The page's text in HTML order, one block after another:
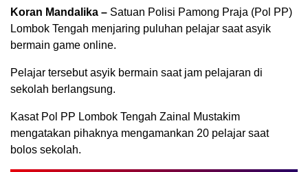
Koran Mandalika – Satuan Polisi Pamong Praja (Pol PP)
Lombok Tengah menjaring puluhan pelajar saat asyik
bermain game online.
Pelajar tersebut asyik bermain saat jam pelajaran di
sekolah berlangsung.
Kasat Pol PP Lombok Tengah Zainal Mustakim
mengatakan pihaknya mengamankan 20 pelajar saat
bolos sekolah.